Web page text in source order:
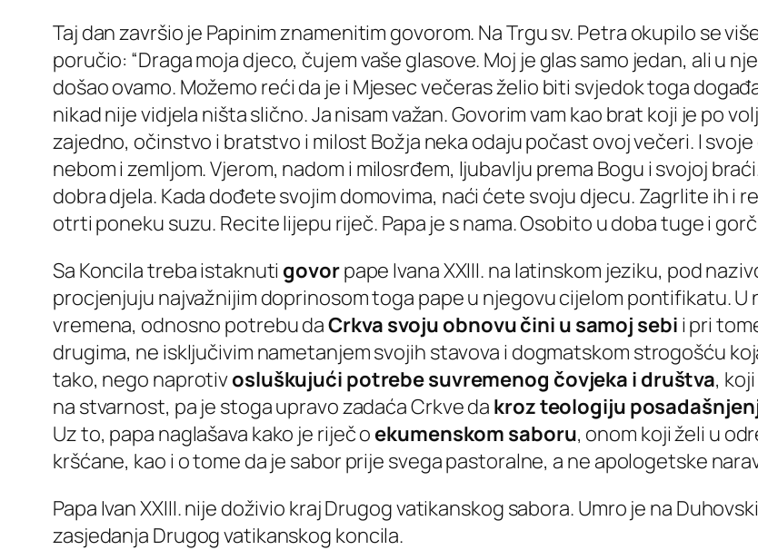
Taj dan završio je Papinim znamenitim govorom. Na Trgu sv. Petra okupilo se
poručio: “Draga moja djeco, čujem vaše glasove. Moj je glas samo jedan, ali u
došao ovamo. Možemo reći da je i Mjesec večeras želio biti svjedok toga
nikad nije vidjela ništa slično. Ja nisam važan. Govorim vam kao brat koji je po
zajedno, očinstvo i bratstvo i milost Božja neka odaju počast ovoj večeri. I
nebom i zemljom. Vjerom, nadom i milosrđem, ljubavlju prema Bogu i svojoj
dobra djela. Kada dođete svojim domovima, naći ćete svoju djecu. Zagrlite ih i
otrti poneku suzu. Recite lijepu riječ. Papa je s nama. Osobito u doba tuge i
Sa Koncila treba istaknuti govorpape Ivana XXIII. na latinskom jeziku, pod
procjenjuju najvažnijim doprinosom toga pape u njegovu cijelom pontifikatu.
vremena, odnosno potrebu daCrkva svoju obnovu čini u samoj sebi i pri
drugima, ne isključivim nametanjem svojih stavova i dogmatskom strogošću
tako, nego naprotivosluškujući potrebe suvremenog čovjeka i društva,
na stvarnost, pa je stoga upravo zadaća Crkve da kroz teologiju
Uz to, papa naglašava kako je riječ o ekumenskom saboru, onom koji želi u
kršćane, kao i o tome da je sabor prije svega pastoralne, a ne apologetske
Papa Ivan XXIII. nije doživio kraj Drugog vatikanskog sabora. Umro je na
zasjedanja Drugog vatikanskog koncila.